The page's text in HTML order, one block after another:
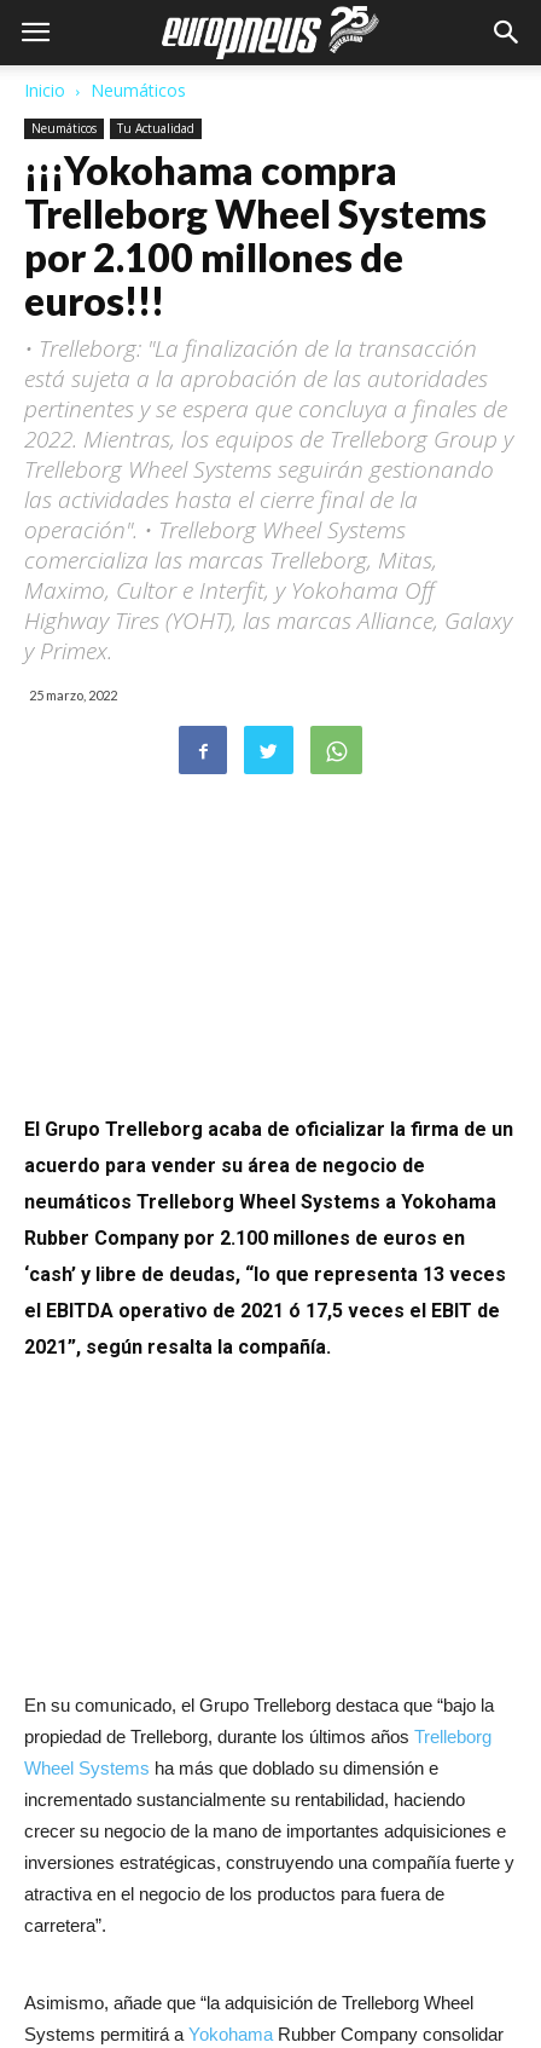
Inicio Neumáticos
Neumáticos Tu Actualidad
¡¡¡Yokohama compra
Trelleborg Wheel Systems
por 2.100 millones de
euros!!!
• Trelleborg: "La finalización de la transacción
está sujeta a la aprobación de las autoridades
pertinentes y se espera que concluya a finales de
2022. Mientras, los equipos de Trelleborg Group y
Trelleborg Wheel Systems seguirán gestionando
las actividades hasta el cierre final de la
operación". • Trelleborg Wheel Systems
comercializa las marcas Trelleborg, Mitas,
Maximo, Cultor e Interfit, y Yokohama Off
Highway Tires (YOHT), las marcas Alliance, Galaxy
y Primex.
25 marzo, 2022
El Grupo Trelleborg acaba de oficializar la firma de un
acuerdo para vender su área de negocio de
neumáticos Trelleborg Wheel Systems a Yokohama
Rubber Company por 2.100 millones de euros en
‘cash’ y libre de deudas, “lo que representa 13 veces
el EBITDA operativo de 2021 ó 17,5 veces el EBIT de
2021”, según resalta la compañía.
En su comunicado, el Grupo Trelleborg destaca que “bajo la
propiedad de Trelleborg, durante los últimos años Trelleborg
Wheel Systems ha más que doblado su dimensión e
incrementado sustancialmente su rentabilidad, haciendo
crecer su negocio de la mano de importantes adquisiciones e
inversiones estratégicas, construyendo una compañía fuerte y
atractiva en el negocio de los productos para fuera de
carretera”.
Asimismo, añade que “la adquisición de Trelleborg Wheel
Systems permitirá a Yokohama Rubber Company consolidar